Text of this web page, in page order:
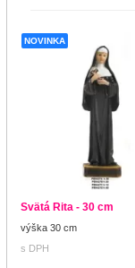
NOVINKA
Svätá Rita - 30 cm
výška 30 cm
s DPH